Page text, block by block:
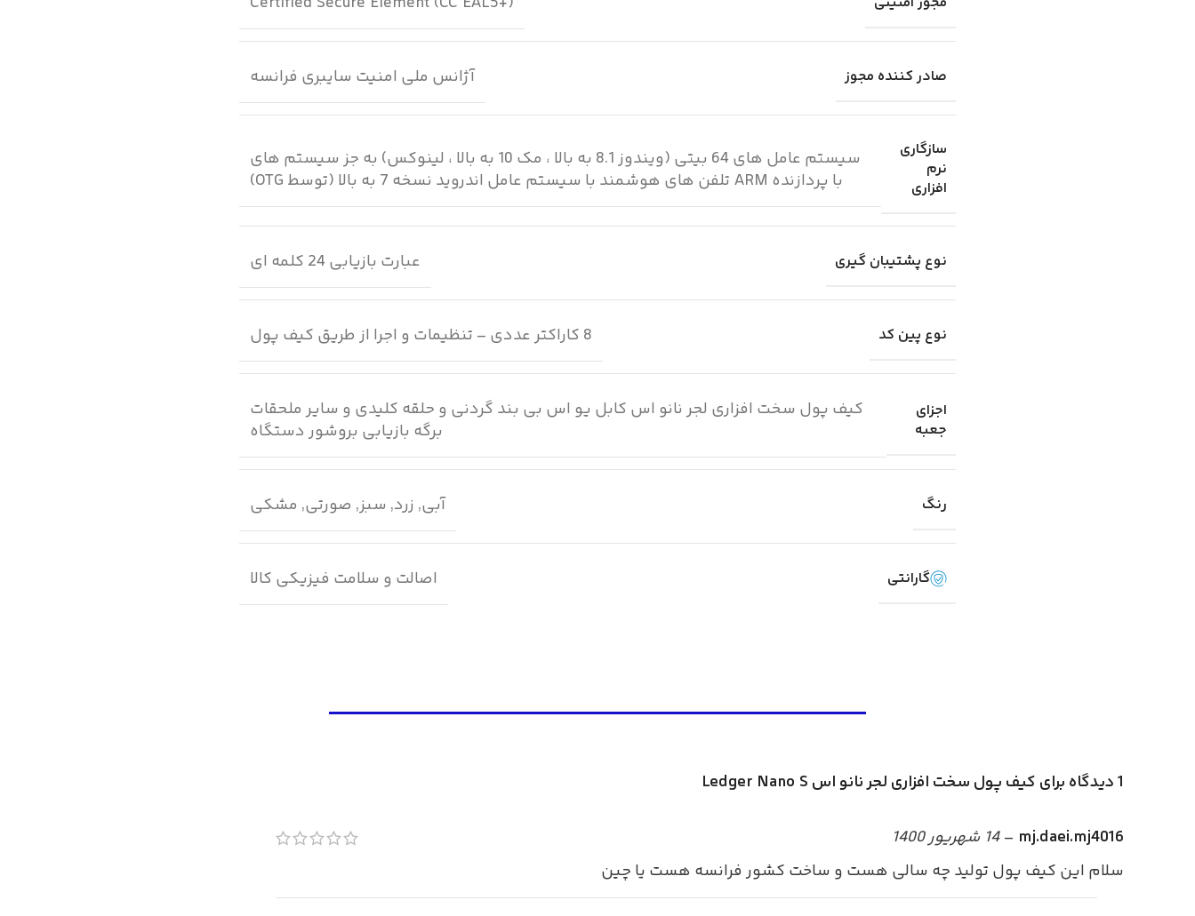
صادر کننده مجوز آژانس ملی امنیت سایبری فرانسه
سازگاری
نرم
افزاری
سیستم عامل های 64 بیتی (ویندوز 8.1 به بالا ، مک 10 به بالا ، لینوکس) به جز سیستم های
با پردازنده ARM تلفن های هوشمند با سیستم عامل اندروید نسخه 7 به بالا (توسط OTG)
نوع پشتیبان گیری عبارت بازیابی 24 کلمه ای
نوع پین کد 8 کاراکتر عددی – تنظیمات و اجرا از طریق کیف پول
اجزای
جعبه
کیف پول سخت افزاری لجر نانو اس کابل یو اس بی بند گردنی و حلقه کلیدی و سایر ملحقات
برگه بازیابی بروشور دستگاه
رنگ آبی, زرد, سبز, صورتی, مشکی
گارانتی اصالت و سلامت فیزیکی کالا
1 دیدگاه برای کیف پول سخت افزاری لجر نانو اس Ledger Nano S
mj.daei.mj4016
– 14 شهریور 1400
سلام این کیف پول تولید چه سالی هست و ساخت کشور فرانسه هست یا چین